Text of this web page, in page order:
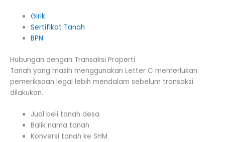
Girik
Sertifikat Tanah
BPN
Hubungan dengan Transaksi Properti
Tanah yang masih menggunakan Letter C memerlukan
pemeriksaan legal lebih mendalam sebelum transaksi
dilakukan.
Jual beli tanah desa
Balik nama tanah
Konversi tanah ke SHM